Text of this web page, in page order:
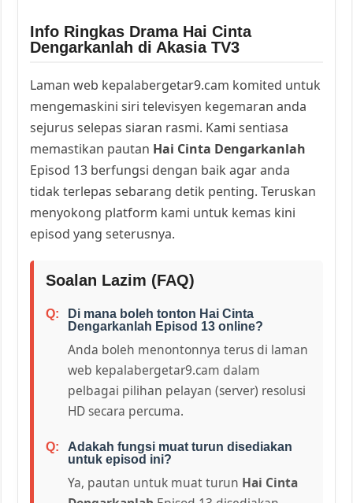
Info Ringkas Drama Hai Cinta
Dengarkanlah di Akasia TV3
Laman web kepalabergetar9.cam komited untuk
mengemaskini siri televisyen kegemaran anda
sejurus selepas siaran rasmi. Kami sentiasa
memastikan pautan Hai Cinta Dengarkanlah
Episod 13 berfungsi dengan baik agar anda
tidak terlepas sebarang detik penting. Teruskan
menyokong platform kami untuk kemas kini
episod yang seterusnya.
Soalan Lazim (FAQ)
Di mana boleh tonton Hai Cinta
Dengarkanlah Episod 13 online?
Anda boleh menontonnya terus di laman
web kepalabergetar9.cam dalam
pelbagai pilihan pelayan (server) resolusi
HD secara percuma.
Adakah fungsi muat turun disediakan
untuk episod ini?
Ya, pautan untuk muat turun Hai Cinta